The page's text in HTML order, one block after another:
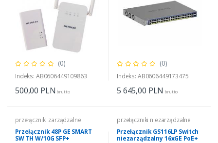
(0)
Indeks: AB0606449109863
500,00 PLN brutto
(0)
Indeks: AB0606449173475
5 645,00 PLN brutto
przełączniki zarządzalne
Przełącznik 48P GE SMART
SW TH W/10G SFP+
przełączniki niezarządzalne
Przełącznik GS116LP Switch
niezarządzalny 16xGE PoE+